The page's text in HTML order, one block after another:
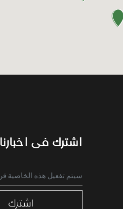
اشترك فى اخبارنا
اشترك